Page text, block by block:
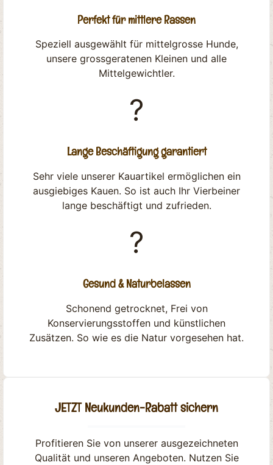
Perfekt für mittlere Rassen
Speziell ausgewählt für mittelgrosse Hunde,
unsere grossgeratenen Kleinen und alle
Mittelgewichtler.
?
Lange Beschäftigung garantiert
Sehr viele unserer Kauartikel ermöglichen ein
ausgiebiges Kauen. So ist auch Ihr Vierbeiner
lange beschäftigt und zufrieden.
?
Gesund & Naturbelassen
Schonend getrocknet, Frei von
Konservierungsstoffen und künstlichen
Zusätzen. So wie es die Natur vorgesehen hat.
JETZT Neukunden-Rabatt sichern
Profitieren Sie von unserer ausgezeichneten
Qualität und unseren Angeboten. Nutzen Sie